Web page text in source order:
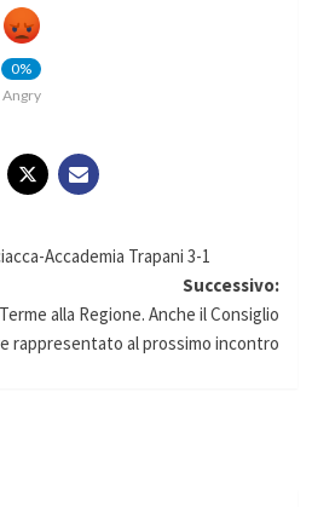
0%
Angry
Accademia Trapani 3-1
Successivo:
alla Regione. Anche il Consiglio
rappresentato al prossimo incontro